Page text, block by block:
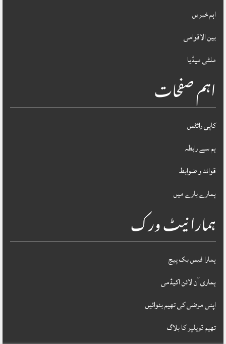
اہم خبریں
بین الاقوامی
ملٹی میڈیا
اہم صفحات
کاپی رائٹس
ہم سے رابطہ
قوائد و ضوابط
ہمارے بارے میں
ہمارا نیٹ ورک
ہمارا فیس بک پیج
ہماری آن لائن اکیڈمی
اپنی مرضی کی تھیم بنوائیں
تھیم ڈویلپر کا بلاگ